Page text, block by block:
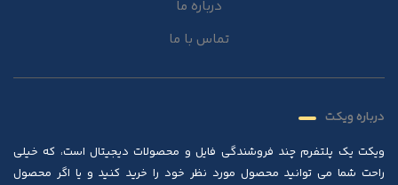
درباره ما
تماس با ما
درباره ویکت
ویکت یک پلتفرم چند فروشندگی فایل و محصولات دیجیتال است، که خیلی
راحت شما می توانید محصول مورد نظر خود را خرید کنید و یا اگر محصول